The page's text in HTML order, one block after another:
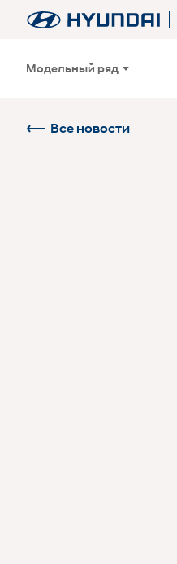
Модельный ряд
Все новости